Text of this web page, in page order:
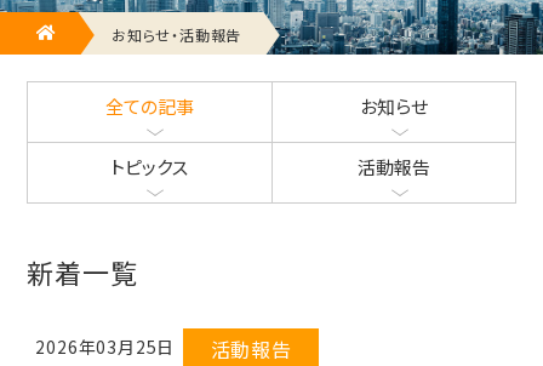
HOMEお知らせ・活動報告
全ての記事 お知らせ
トピックス 活動報告
新着一覧
2026年03月25日
活動報告